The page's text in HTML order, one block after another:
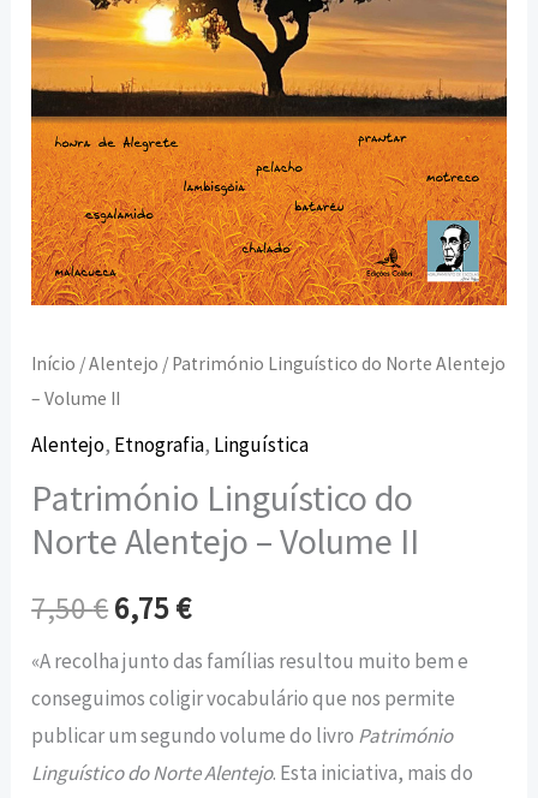
Início /Alentejo / Património Linguístico do Norte Alentejo
– Volume II
Alentejo, Etnografia, Linguística
Património Linguístico do
Norte Alentejo – Volume II
7,50€6,75€
«A recolha junto das famílias resultou muito bem e
conseguimos coligir vocabulário que nos permite
publicar um segundo volume do livro Património
Linguístico do Norte Alentejo. Esta iniciativa, mais do